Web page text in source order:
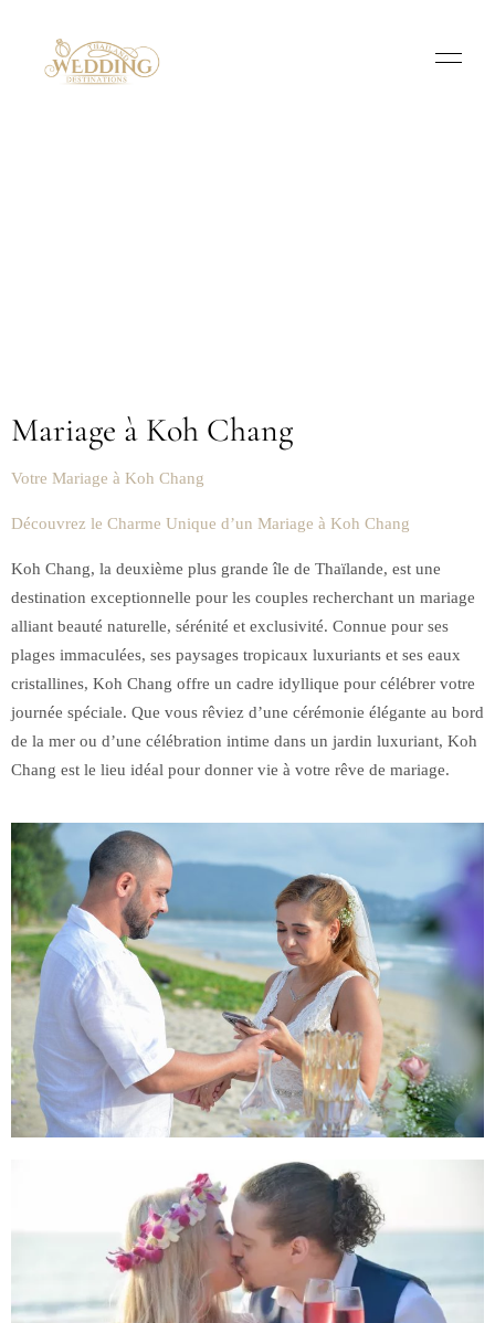
Mariage à Koh Chang
Votre Mariage à Koh Chang
Découvrez le Charme Unique d’un Mariage à Koh Chang
Koh Chang, la deuxième plus grande île de Thaïlande, est une
destination exceptionnelle pour les couples recherchant un mariage
alliant beauté naturelle, sérénité et exclusivité. Connue pour ses
plages immaculées, ses paysages tropicaux luxuriants et ses eaux
cristallines, Koh Chang offre un cadre idyllique pour célébrer votre
journée spéciale. Que vous rêviez d’une cérémonie élégante au bord
de la mer ou d’une célébration intime dans un jardin luxuriant, Koh
Chang est le lieu idéal pour donner vie à votre rêve de mariage.